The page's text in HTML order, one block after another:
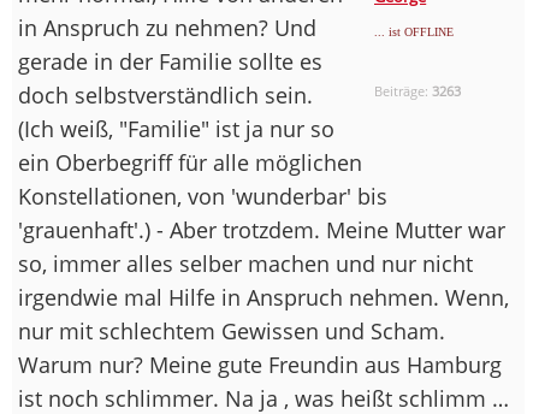
... ist OFFLINE
Beiträge:3263
in Anspruch zu nehmen? Und
gerade in der Familie sollte es
doch selbstverständlich sein.
(Ich weiß, "Familie" ist ja nur so
ein Oberbegriff für alle möglichen
Konstellationen, von 'wunderbar' bis
'grauenhaft'.) - Aber trotzdem. Meine Mutter war
so, immer alles selber machen und nur nicht
irgendwie mal Hilfe in Anspruch nehmen. Wenn,
nur mit schlechtem Gewissen und Scham.
Warum nur? Meine gute Freundin aus Hamburg
ist noch schlimmer. Na ja , was heißt schlimm …